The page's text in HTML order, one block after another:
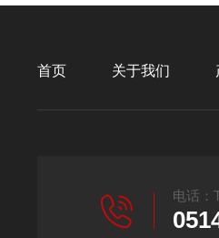
首页 关于我们
电话：